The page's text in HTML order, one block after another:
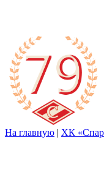
На главную | ХК